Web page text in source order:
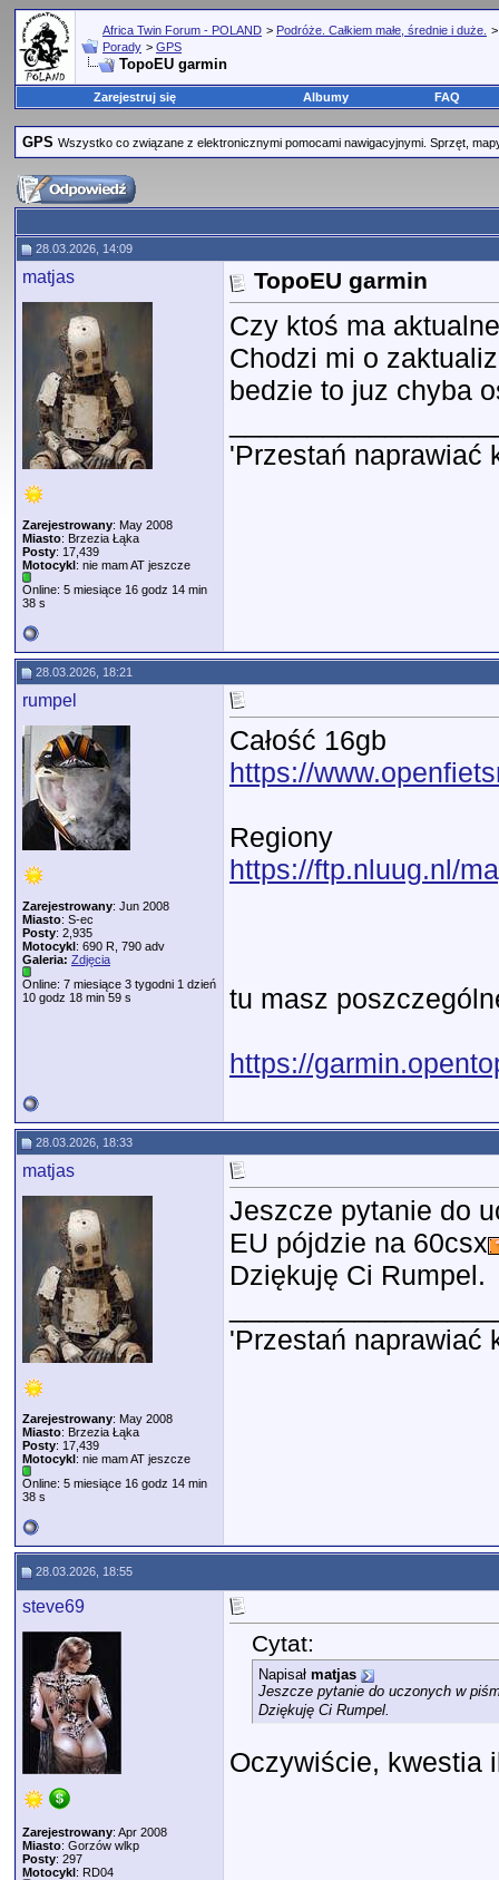
Africa Twin Forum - POLAND > Podróże. Całkiem małe, średnie i duże.
Porady > GPS
TopoEU garmin
Zarejestruj się Albumy FAQ
GPS Wszystko co związane z elektronicznymi pomocami nawigacyjnymi. Sprzęt,
28.03.2026, 14:09
matjas
Zarejestrowany: May 2008
Miasto: Brzezia Łąka
Posty: 17,439
Motocykl: nie mam AT jeszcze
Online: 5 miesiące 16 godz 14 min
38 s
TopoEU garmin
Czy ktoś ma
Chodzi mi o
bedzie to juz chyba
'Przestań naprawiać
28.03.2026, 18:21
rumpel
Zarejestrowany: Jun 2008
Miasto: S-ec
Posty: 2,935
Motocykl: 690 R, 790 adv
Galeria: Zdjęcia
Online: 7 miesiące 3 tygodni 1 dzień
10 godz 18 min 59 s
Całość 16gb
https://
Regiony
https://ftp.nluug.nl/
tu masz
https://
28.03.2026, 18:33
matjas
Zarejestrowany: May 2008
Miasto: Brzezia Łąka
Posty: 17,439
Motocykl: nie mam AT jeszcze
Online: 5 miesiące 16 godz 14 min
38 s
Jeszcze pytanie do
EU pójdzie na 60csx
Dziękuję Ci Rumpel.
'Przestań naprawiać
28.03.2026, 18:55
steve69
Zarejestrowany: Apr 2008
Miasto: Gorzów wlkp
Posty: 297
Motocykl: RD04
Cytat:
Napisał matjas
Jeszcze pytanie do uczonych w
Dziękuję Ci Rumpel.
Oczywiście, kwestia